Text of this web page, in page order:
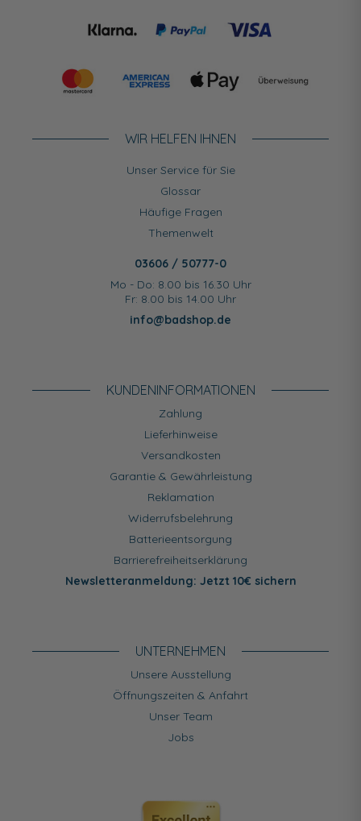
WIR HELFEN IHNEN
Unser Service für Sie
Glossar
Häufige Fragen
Themenwelt
03606 / 50777-0
Mo - Do: 8.00 bis 16.30 Uhr
Fr: 8.00 bis 14.00 Uhr
info@badshop.de
KUNDEN­INFORMATIONEN
Zahlung
Lieferhinweise
Versandkosten
Garantie & Gewährleistung
Reklamation
Widerrufsbelehrung
Batterieentsorgung
Barrierefreiheitserklärung
Newsletteranmeldung: Jetzt 10€ sichern
UNTERNEHMEN
Unsere Ausstellung
Öffnungszeiten & Anfahrt
Unser Team
Jobs